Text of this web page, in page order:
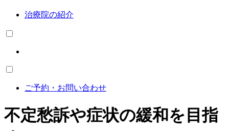
治療院の紹介
ご予約・お問い合わせ
不定愁訴や症状の緩和を目指